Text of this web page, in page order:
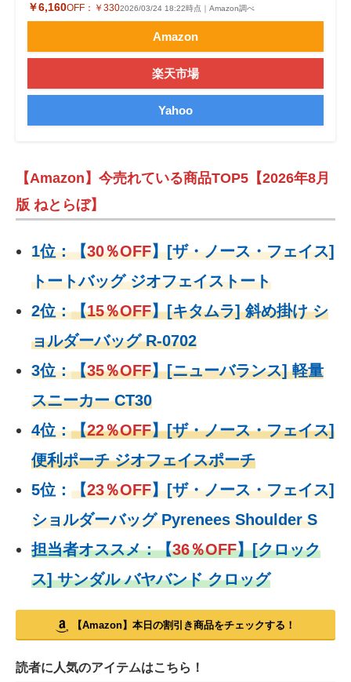
￥6,160OFF： ￥3302026/03/24 18:22時点｜Amazon調べ
Amazon
楽天市場
Yahoo
【Amazon】今売れている商品TOP5【2026年8月
版 ねとらぼ】
1位：【30％OFF】[ザ・ノース・フェイス]
トートバッグ ジオフェイストート
2位：【15％OFF】[キタムラ] 斜め掛け シ
ョルダーバッグ R-0702
3位：【35％OFF】[ニューバランス] 軽量
スニーカー CT30
4位：【22％OFF】[ザ・ノース・フェイス]
便利ポーチ ジオフェイスポーチ
5位： 【23％OFF】[ザ・ノース・フェイス]
ショルダーバッグ Pyrenees Shoulder S
担当者オススメ：【36％OFF】[クロック
ス] サンダル バヤバンド クロッグ
【Amazon】本日の割引き商品をチェックする！
読者に人気のアイテムはこちら！